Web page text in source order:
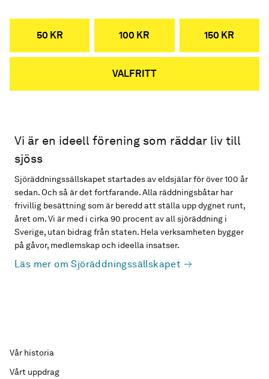
50 KR 100 KR 150 KR
VALFRITT
Vi är en ideell förening som räddar liv till
sjöss
Sjöräddningssällskapet startades av eldsjälar för över 100 år
sedan. Och så är det fortfarande. Alla räddningsbåtar har
frivillig besättning som är beredd att ställa upp dygnet runt,
året om. Vi är med i cirka 90 procent av all sjöräddning i
Sverige, utan bidrag från staten. Hela verksamheten bygger
på gåvor, medlemskap och ideella insatser.
Läs mer om Sjöräddningssällskapet
Vår historia
Vårt uppdrag